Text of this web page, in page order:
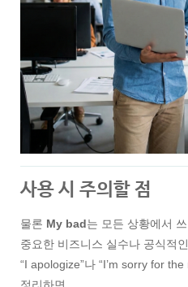
사용 시 주의할 점
물론 My bad는 모든 상황에서 쓰
중요한 비즈니스 실수나 공식적
“I apologize”나 “I’m sorry for
정리하면,